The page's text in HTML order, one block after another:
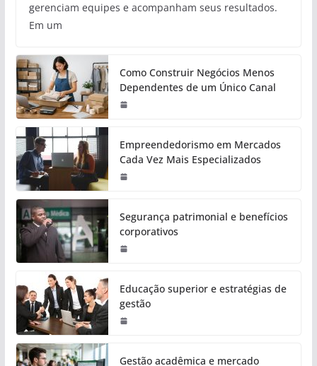
gerenciam equipes e acompanham seus resultados.
Em um
Como Construir Negócios Menos
Dependentes de um Único Canal
Empreendedorismo em Mercados
Cada Vez Mais Especializados
Segurança patrimonial e benefícios
corporativos
Educação superior e estratégias de
gestão
Gestão acadêmica e mercado